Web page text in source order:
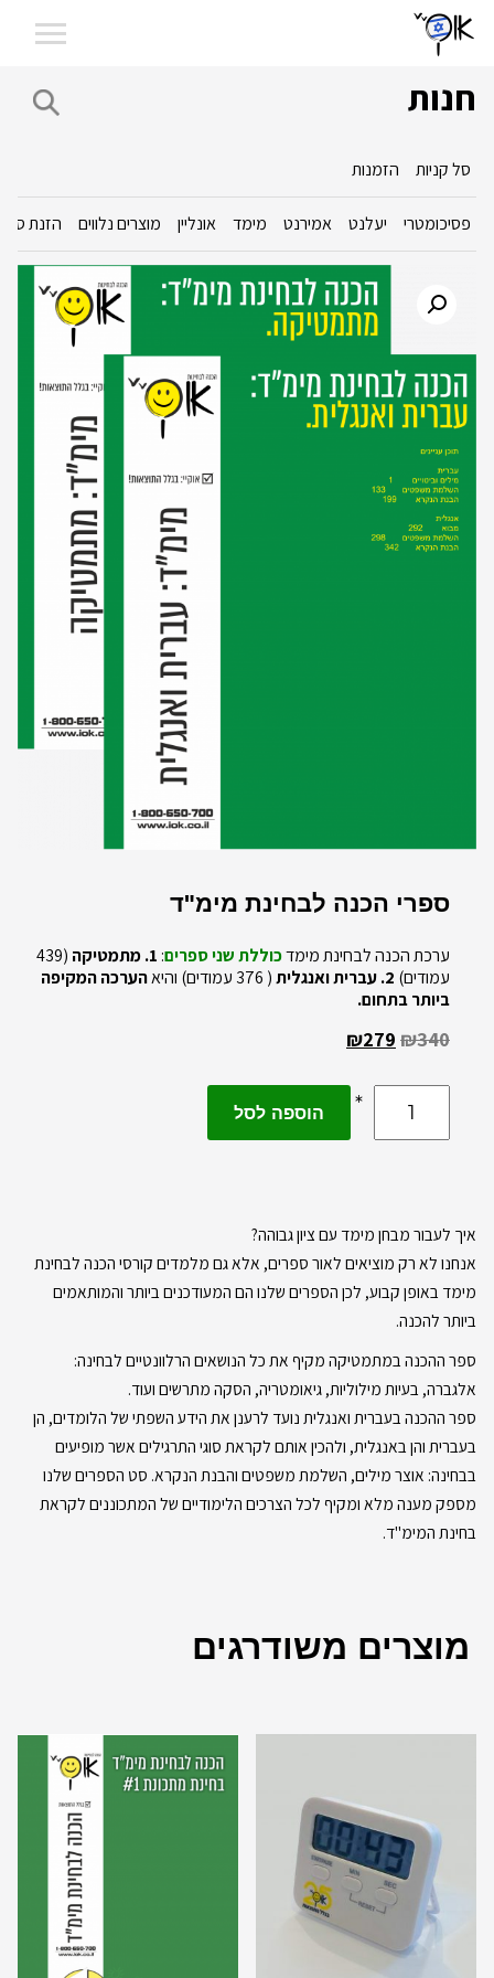
חנות
סל קניות הזמנות
פסיכומטרי יעלנט אמירנט מימד אונליין מוצרים נלווים הזנת
ספרי הכנה לבחינת מימ"ד
ערכת הכנה לבחינת מימדכוללת שני ספרים:
(439
עמודים)
( 376 עמודים) והיא
הערכה המקיפה
ביותר בתחום.
₪340
₪279
הוספה לסל
איך לעבור מבחן מימד עם ציון גבוהה?
אנחנו לא רק מוציאים לאור ספרים, אלא גם מלמדים קורסי הכנה לבחינת
מימד באופן קבוע, לכן הספרים שלנו הם המעודכנים ביותר והמותאמים
ביותר להכנה.
ספר ההכנה במתמטיקה מקיף את כל הנושאים הרלוונטיים לבחינה:
אלגברה, בעיות מילוליות, גיאומטריה, הסקה מתרשים ועוד.
ספר ההכנה בעברית ואנגלית נועד לרענן את הידע השפתי של הלומדים, הן
בעברית והן באנגלית, ולהכין אותם לקראת סוגי התרגילים אשר מופיעים
בבחינה: אוצר מילים, השלמת משפטים והבנת הנקרא. סט הספרים שלנו
מספק מענה מלא ומקיף לכל הצרכים הלימודיים של המתכוננים לקראת
בחינת המימ"ד.
מוצרים משודרגים